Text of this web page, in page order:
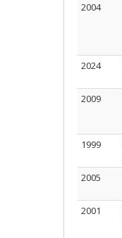
2004
2024
2009
1999
2005
2001